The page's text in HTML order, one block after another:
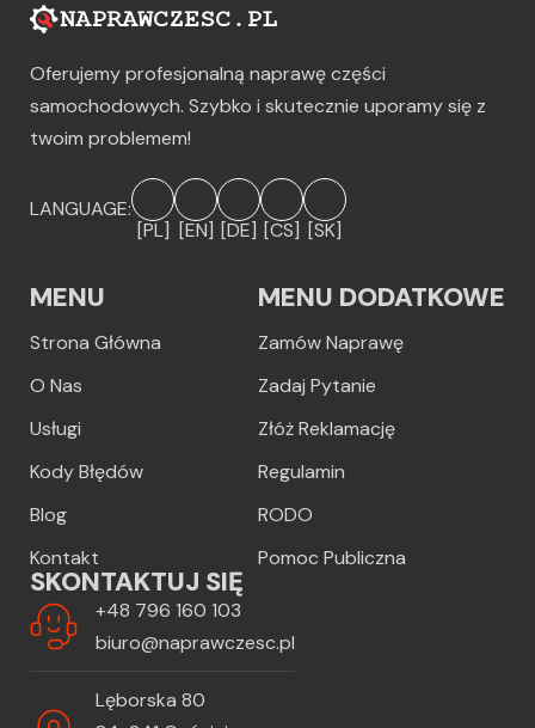
Oferujemy profesjonalną naprawę części
samochodowych. Szybko i skutecznie uporamy się z
twoim problemem!
LANGUAGE:
[PL] [EN] [DE] [CS] [SK]
MENU
Strona Główna
O Nas
Usługi
Kody Błędów
Blog
Kontakt
MENU DODATKOWE
Zamów Naprawę
Zadaj Pytanie
Złóż Reklamację
Regulamin
RODO
Pomoc Publiczna
SKONTAKTUJ SIĘ
+48 796 160 103
biuro@naprawczesc.pl
Lęborska 80